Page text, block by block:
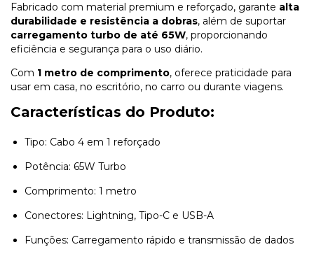
Fabricado com material premium e reforçado, garante alta
durabilidade e resistência a dobras, além de suportar
carregamento turbo de até 65W, proporcionando
eficiência e segurança para o uso diário.
Com 1 metro de comprimento, oferece praticidade para
usar em casa, no escritório, no carro ou durante viagens.
Características do Produto:
Tipo: Cabo 4 em 1 reforçado
Potência: 65W Turbo
Comprimento: 1 metro
Conectores: Lightning, Tipo-C e USB-A
Funções: Carregamento rápido e transmissão de dados